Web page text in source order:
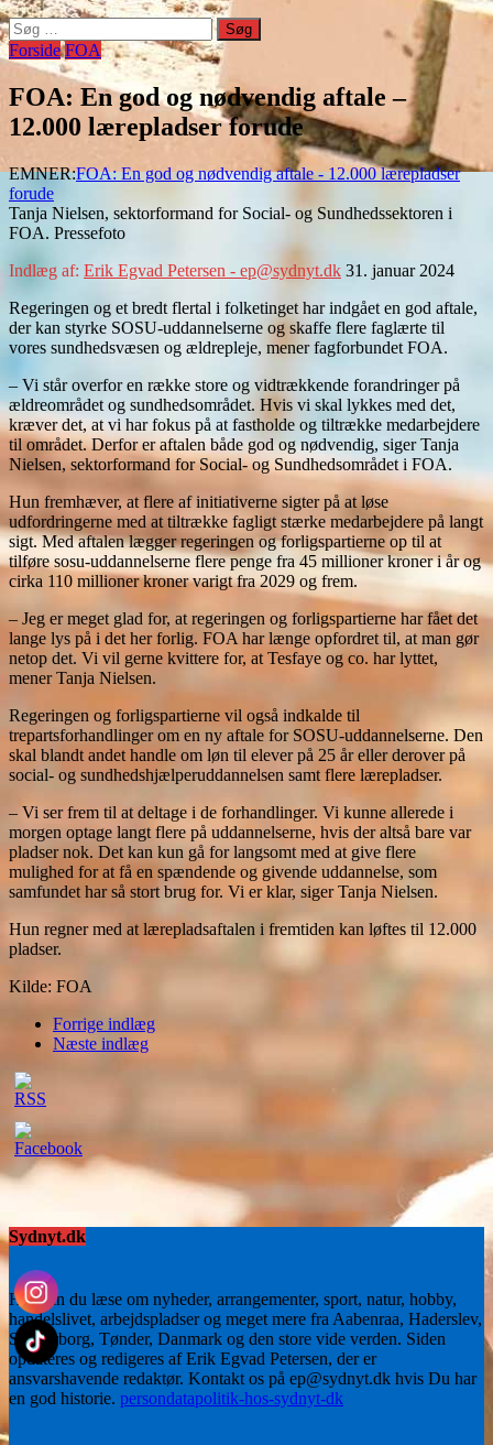
Søg
efter:
Forside FOA
FOA: En god og nødvendig aftale –
12.000 lærepladser forude
EMNER:FOA: En god og nødvendig aftale - 12.000 lærepladser
forude
Tanja Nielsen, sektorformand for Social- og Sundhedssektoren i
FOA. Pressefoto
Indlæg af: Erik Egvad Petersen - ep@sydnyt.dk 31. januar 2024
Regeringen og et bredt flertal i folketinget har indgået en god aftale,
der kan styrke SOSU-uddannelserne og skaffe flere faglærte til
vores sundhedsvæsen og ældrepleje, mener fagforbundet FOA.
– Vi står overfor en række store og vidtrækkende forandringer på
ældreområdet og sundhedsområdet. Hvis vi skal lykkes med det,
kræver det, at vi har fokus på at fastholde og tiltrække medarbejdere
til området. Derfor er aftalen både god og nødvendig, siger Tanja
Nielsen, sektorformand for Social- og Sundhedsområdet i FOA.
Hun fremhæver, at flere af initiativerne sigter på at løse
udfordringerne med at tiltrække fagligt stærke medarbejdere på langt
sigt. Med aftalen lægger regeringen og forligspartierne op til at
tilføre sosu-uddannelserne flere penge fra 45 millioner kroner i år og
cirka 110 millioner kroner varigt fra 2029 og frem.
– Jeg er meget glad for, at regeringen og forligspartierne har fået det
lange lys på i det her forlig. FOA har længe opfordret til, at man gør
netop det. Vi vil gerne kvittere for, at Tesfaye og co. har lyttet,
mener Tanja Nielsen.
Regeringen og forligspartierne vil også indkalde til
trepartsforhandlinger om en ny aftale for SOSU-uddannelserne. Den
skal blandt andet handle om løn til elever på 25 år eller derover på
social- og sundhedshjælperuddannelsen samt flere lærepladser.
– Vi ser frem til at deltage i de forhandlinger. Vi kunne allerede i
morgen optage langt flere på uddannelserne, hvis der altså bare var
pladser nok. Det kan kun gå for langsomt med at give flere
mulighed for at få en spændende og givende uddannelse, som
samfundet har så stort brug for. Vi er klar, siger Tanja Nielsen.
Hun regner med at lærepladsaftalen i fremtiden kan løftes til 12.000
pladser.
Kilde: FOA
Forrige indlæg
Næste indlæg
Sydnyt.dk
Her kan du læse om nyheder, arrangementer, sport, natur, hobby,
handelslivet, arbejdspladser og meget mere fra Aabenraa, Haderslev,
Sønderborg, Tønder, Danmark og den store vide verden. Siden
opdateres og redigeres af Erik Egvad Petersen, der er
ansvarshavende redaktør. Kontakt os på ep@sydnyt.dk hvis Du har
en god historie. persondatapolitik-hos-sydnyt-dk